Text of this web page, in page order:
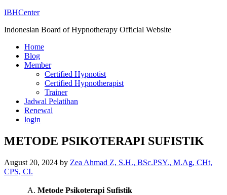
IBHCenter
Indonesian Board of Hypnotherapy Official Website
Home
Blog
Member
Certified Hypnotist
Certified Hypnotherapist
Trainer
Jadwal Pelatihan
Renewal
login
METODE PSIKOTERAPI SUFISTIK
August 20, 2024 by Zea Ahmad Z, S.H., BSc.PSY., M.Ag, CHt,
CPS, CI.
Metode Psikoterapi Sufistik